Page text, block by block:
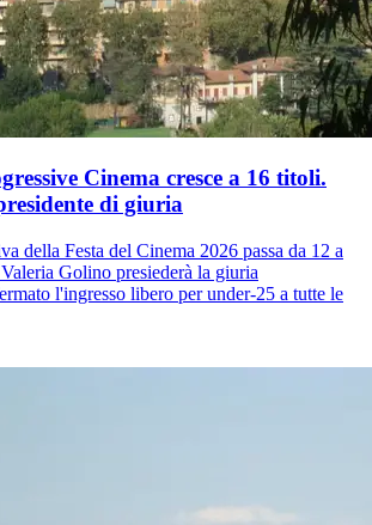
Cinema cresce a 16 titoli.
di giuria
della Festa del Cinema 2026 passa da 12 a
Golino presiederà la giuria
l'ingresso libero per under-25 a tutte le